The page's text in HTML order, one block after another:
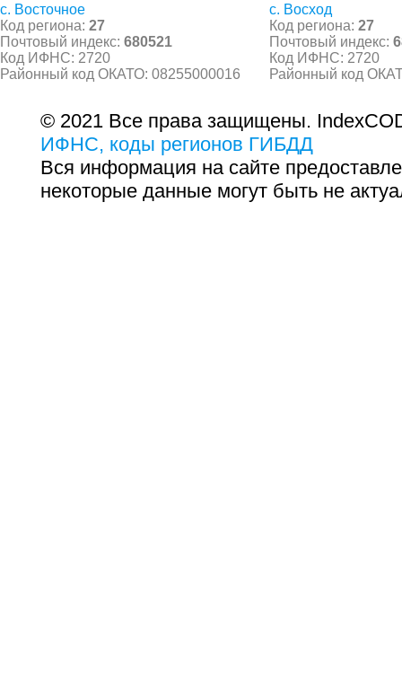
с. Восточное
Код региона: 27
Почтовый индекс: 680521
Код ИФНС: 2720
Районный код ОКАТО: 08255000016
с. Восход
Код региона: 27
Почтовый индекс:
Код ИФНС: 2720
Районный код
© 2021 Все права защищены.
ИФНС, коды регионов ГИБДД
Вся информация на сайте
некоторые данные могут быть не